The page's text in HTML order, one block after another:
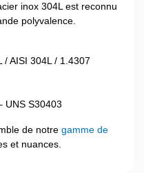
inox 304L est reconnu
polyvalence.
/ AISI 304L / 1.4307
UNS S30403
de notre gamme de
et nuances.